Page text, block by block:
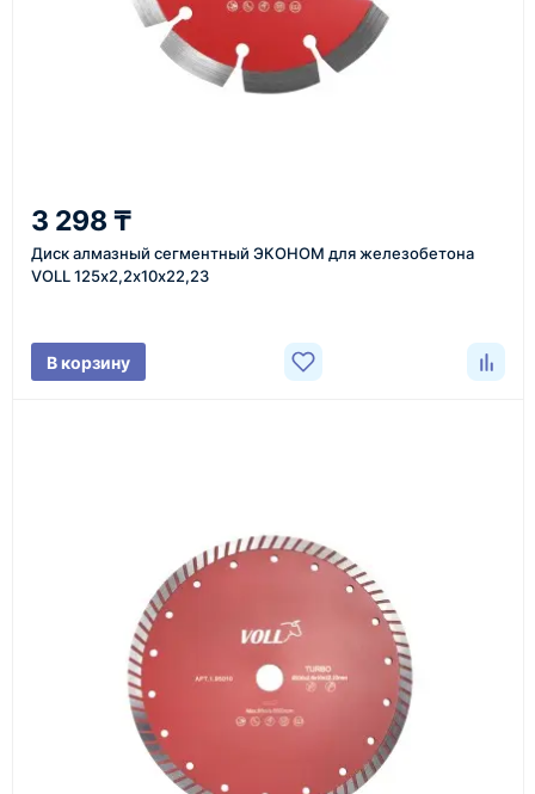
Заявка
Оставьте заявку на сайте, по телефону или через
форму обратного звонка.
Уточнение задачи
Менеджер связывается с вами, уточняет
характеристики товара, город доставки и условия
Счёт и оплата
Согласовываем условия, готовим счёт, договор
или спецификацию и принимаем оплату по
3 298 ₸
Диск алмазный сегментный ЭКОНОМ для железобетона
VOLL 125х2,2х10х22,23
В корзину